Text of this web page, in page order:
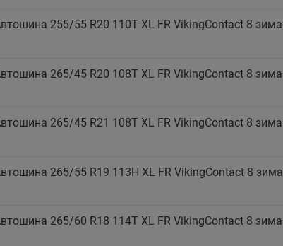
255/55 R20 110T XL FR VikingContact 8 зима
265/45 R20 108T XL FR VikingContact 8 зима
265/45 R21 108T XL FR VikingContact 8 зима
265/55 R19 113H XL FR VikingContact 8 зима
265/60 R18 114T XL FR VikingContact 8 зима